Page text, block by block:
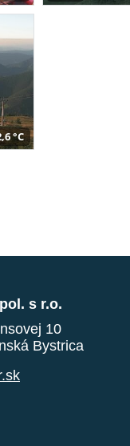
°C
s r.o.
10
Bystrica